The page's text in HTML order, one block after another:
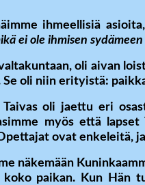
ihmeellisiä
ei ole ihmisen
oli aivan
oli niin erityistä:
Taivas oli jaettu eri
myös että
ovat enkeleitä,
näkemään
paikan. Kun Hän